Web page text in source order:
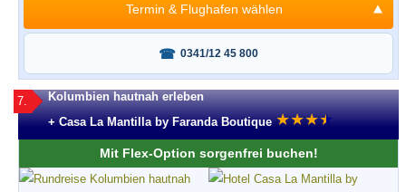
0341/12 45 800
Termin & Flughafen wählen
7.
Kolumbien hautnah erleben
+ Casa La Mantilla by Faranda Boutique ★★★★
★
Mit Flex-Option sorgenfrei buchen!